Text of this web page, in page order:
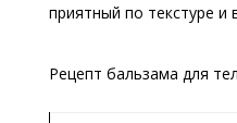
приятный по текстуре и
Рецепт бальзама для